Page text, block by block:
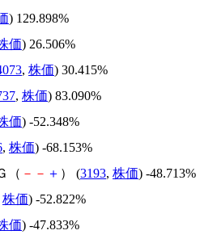
) 129.898%
価) 26.506%
, 株価) 30.415%
, 株価) 83.090%
価) -52.348%
, 株価) -68.153%
（ － － ＋ ） (3193, 株価) -48.713%
株価) -52.822%
価) -47.833%